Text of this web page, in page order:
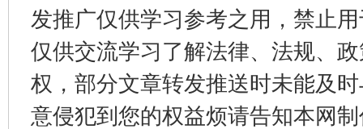
发推广仅供学习参考之用，禁止
仅供交流学习了解法律、法规、
权，部分文章转发推送时未能及
意侵犯到您的权益烦请告知本网
千年窑火 生生不息 一